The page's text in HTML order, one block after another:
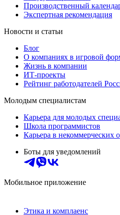
Производственный
Экспертная рекомендация
Новости и статьи
Блог
О компаниях в игровой
Жизнь в компании
ИТ-проекты
Рейтинг работодателей
Молодым специалистам
Карьера для молодых
Школа программистов
Карьера в некоммерческих
Боты для уведомлений
Мобильное приложение
Этика и комплаенс